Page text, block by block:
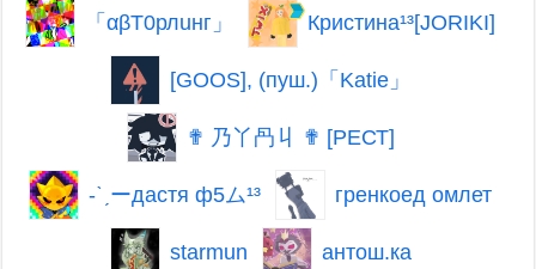
「αβТ0рлuнг」 Кристина¹³[JORIKI]
[GOOS], (пуш.)「Katie」
✟ 乃丫冎丩 ✟ [РЕСТ]
-ˋˏーдастя ф5ム¹³ гренкоед омлет
starmun антош.ка